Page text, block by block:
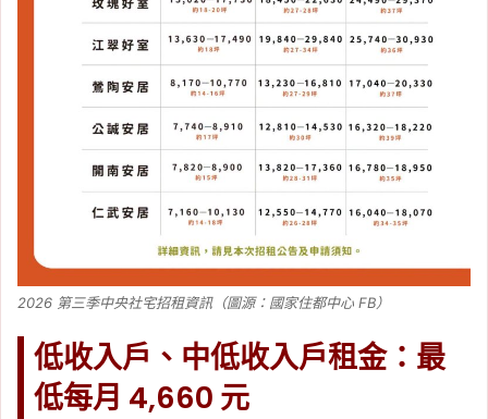
2026 第三季中央社宅招租資訊（圖源：國家住都中心 FB）
低收入戶、中低收入戶租金：最
低每月 4,660 元